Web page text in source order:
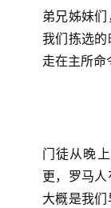
弟兄姊妹
我们拣选的
走在主所命
门徒从晚
更，罗马
大概是我